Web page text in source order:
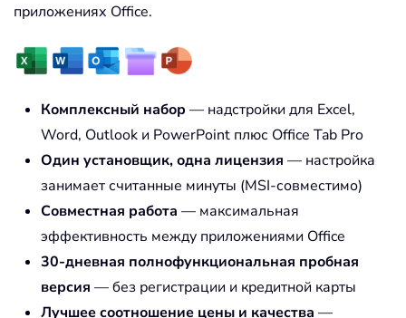
приложениях Office.
Комплексный набор — надстройки для Excel,
Word, Outlook и PowerPoint плюс Office Tab Pro
Один установщик, одна лицензия — настройка
занимает считанные минуты (MSI-совместимо)
Совместная работа — максимальная
эффективность между приложениями Office
30-дневная полнофункциональная пробная
версия — без регистрации и кредитной карты
Лучшее соотношение цены и качества —